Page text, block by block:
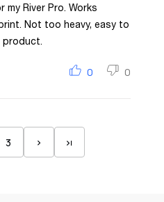
River Pro. Works
Not too heavy, easy to
product.
0 0
3